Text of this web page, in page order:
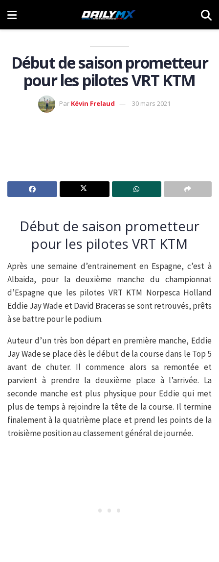
Début de saison prometteur
pour les pilotes VRT KTM
Par Kévin Frelaud 30 mars 2021
Début de saison prometteur
pour les pilotes VRT KTM
Après une semaine d’entrainement en Espagne, c’est à
Albaida, pour la deuxième manche du championnat
d’Espagne que les pilotes VRT KTM Norpesca Holland
Eddie Jay Wade et David Braceras se sont retrouvés, prêts
à se battre pour le podium.
Auteur d’un très bon départ en première manche, Eddie
Jay Wade se place dès le début de la course dans le Top 5
avant de chuter. Il commence alors sa remontée et
parvient à prendre la deuxième place à l’arrivée. La
seconde manche est plus physique pour Eddie qui met
plus de temps à rejoindre la tête de la course. Il termine
finalement à la quatrième place et prend les points de la
troisième position au classement général de journée.